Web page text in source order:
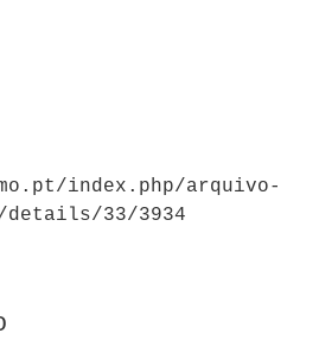
index.php/arquivo-
details/33/3934